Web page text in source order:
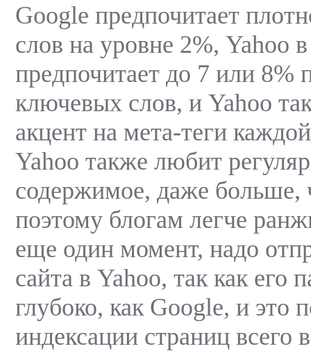
Google предпочитает
слов на уровне 2%, Yahoo
предпочитает до 7 или 8%
ключевых слов, и Yahoo
акцент на мета-теги
Yahoo также любит
содержимое, даже больше,
поэтому блогам легче
еще один момент, надо
сайта в Yahoo, так как его
глубоко, как Google, и это
индексации страниц всего